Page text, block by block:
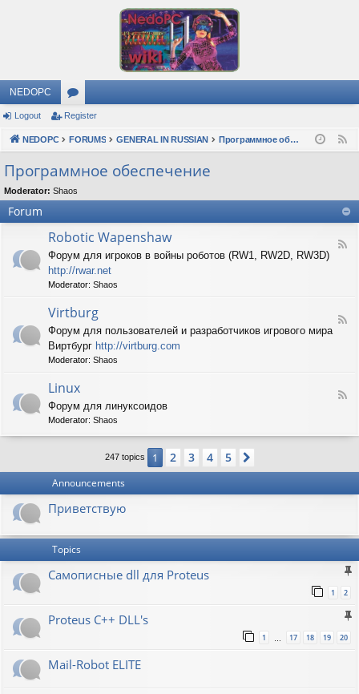
NEDOPC
or
u
s
Logout Register
NEDOPC FORUMS GENERAL IN RUSSIAN Программное обеспечение
Программное обеспечение
Moderator: Shaos
Forum
F
o
i
W
e
h
Robotic Wapenshaw
Форум для игроков в войны роботов (RW1, RW2D, RW3D)
http://rwar.net
Moderator: Shaos
F
b
g
Virtburg
Форум для пользователей и разработчиков игрового мира
Виртбург http://virtburg.com
Moderator: Shaos
F
i
u
Linux
Форум для линуксоидов
Moderator: Shaos
247 topics 1 2 3 4 5
Announcements
Приветствую
Topics
Самописные dll для Proteus
1 2
Proteus C++ DLL's
1 … 17 18 19 20
Mail-Robot ELITE